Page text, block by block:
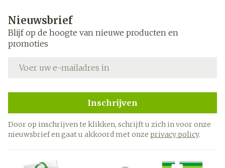
Nieuwsbrief
Blijf op de hoogte van nieuwe producten en
promoties
Inschrijven
Door op inschrijven te klikken, schrijft u zich in voor onze
nieuwsbrief en gaat u akkoord met onze privacy policy.